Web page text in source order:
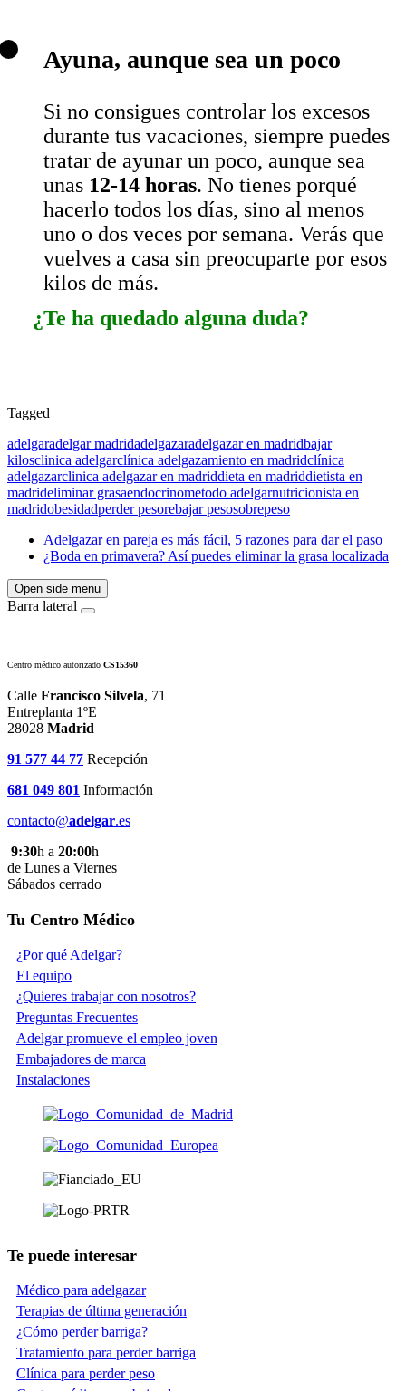
Ayuna, aunque sea un poco
Si no consigues controlar los excesos
durante tus vacaciones, siempre puedes
tratar de ayunar un poco, aunque sea
unas 12-14 horas. No tienes porqué
hacerlo todos los días, sino al menos
uno o dos veces por semana. Verás que
vuelves a casa sin preocuparte por esos
kilos de más.
¿Te ha quedado alguna duda?
Tagged
adelgaradelgar madridadelgazaradelgazar en madridbajar
kilosclinica adelgarclínica adelgazamiento en madridclínica
adelgazarclinica adelgazar en madriddieta en madriddietista en
madrideliminar grasaendocrinometodo adelgarnutricionista en
madridobesidadperder pesorebajar pesosobrepeso
Adelgazar en pareja es más fácil, 5 razones para dar el paso
¿Boda en primavera? Así puedes eliminar la grasa localizada
Open side menu
Barra lateral
Centro médico autorizado CS15360
Calle Francisco Silvela, 71
Entreplanta 1ºE
28028 Madrid
91 577 44 77 Recepción
681 049 801 Información
contacto@adelgar.es
9:30h a 20:00h
de Lunes a Viernes
Sábados cerrado
Tu Centro Médico
¿Por qué Adelgar?
El equipo
¿Quieres trabajar con nosotros?
Preguntas Frecuentes
Adelgar promueve el empleo joven
Embajadores de marca
Instalaciones
Te puede interesar
Médico para adelgazar
Terapias de última generación
¿Cómo perder barriga?
Tratamiento para perder barriga
Clínica para perder peso